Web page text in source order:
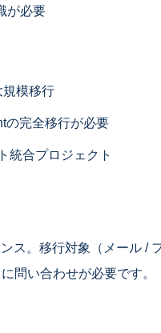
が必要
規模移行
の完全移行が必要
統合プロジェクト
ス。移行対象（メール /
問い合わせが必要です。